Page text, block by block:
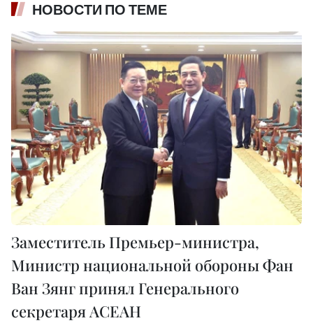
НОВОСТИ ПО ТЕМЕ
Заместитель Премьер-министра,
Министр национальной обороны Фан
Ван Зянг принял Генерального
секретаря АСЕАН